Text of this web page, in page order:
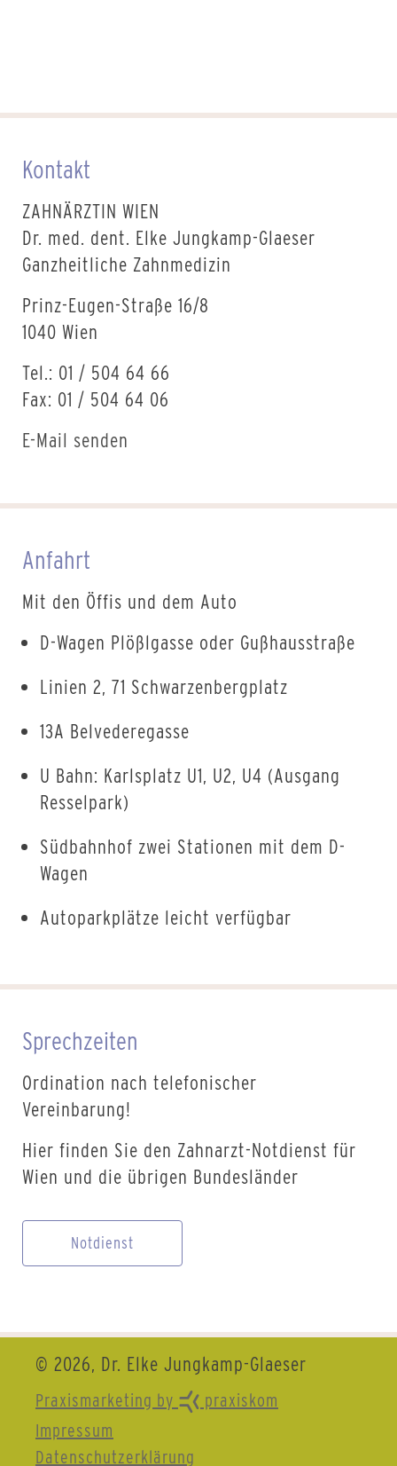
Kontakt
ZAHNÄRZTIN WIEN
Dr. med. dent. Elke Jungkamp-Glaeser
Ganzheitliche Zahnmedizin
Prinz-Eugen-Straße 16/8
1040 Wien
Tel.: 01 / 504 64 66
Fax: 01 / 504 64 06
E-Mail senden
Anfahrt
Mit den Öffis und dem Auto
D-Wagen Plößlgasse oder Gußhausstraße
Linien 2, 71 Schwarzenbergplatz
13A Belvederegasse
U Bahn: Karlsplatz U1, U2, U4 (Ausgang
Resselpark)
Südbahnhof zwei Stationen mit dem D-
Wagen
Autoparkplätze leicht verfügbar
Sprechzeiten
Ordination nach telefonischer
Vereinbarung!
Hier finden Sie den Zahnarzt-Notdienst für
Wien und die übrigen Bundesländer
Notdienst
© 2026, Dr. Elke Jungkamp-Glaeser
Praxismarketing by
praxiskom
Impressum
Datenschutzerklärung